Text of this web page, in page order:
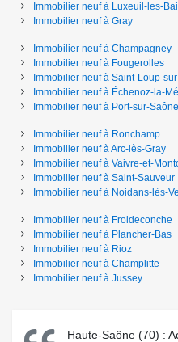
Immobilier neufà Luxeuil-les-
Immobilier neufà Gray
Immobilier neufà Champagney
Immobilier neufà Fougerolles
Immobilier neufà Saint-Loup-
Immobilier neufà Échenoz-la-
Immobilier neufà Port-sur-Saône
Immobilier neufà Ronchamp
Immobilier neufàArc-lès-Gray
Immobilier neufà Vaivre-et-
Immobilier neufà Saint-Sauveur
Immobilier neufà Noidans-lès-
Immobilier neufà Froideconche
Immobilier neufà Plancher-Bas
Immobilier neufà Rioz
Immobilier neufà Champlitte
Immobilier neufà Jussey
Haute-Saône (70) :